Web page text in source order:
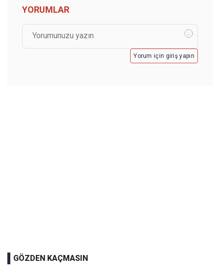
YORUMLAR
Yorum için giriş yapın
GÖZDEN KAÇMASIN